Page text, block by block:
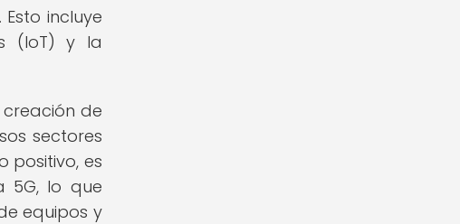
incluye
(IoT) y la
de
sectores
positivo, es
5G, lo que
equipos y